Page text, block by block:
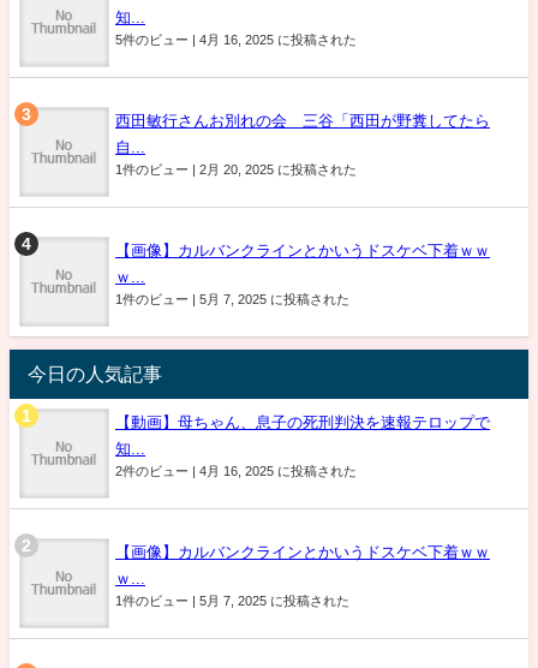
知...
5件のビュー | 4月 16, 2025 に投稿された
西田敏行さんお別れの会 三谷「西田が野糞してたら
自...
1件のビュー | 2月 20, 2025 に投稿された
【画像】カルバンクラインとかいうドスケベ下着ｗｗ
ｗ...
1件のビュー | 5月 7, 2025 に投稿された
今日の人気記事
【動画】母ちゃん、息子の死刑判決を速報テロップで
知...
2件のビュー | 4月 16, 2025 に投稿された
【画像】カルバンクラインとかいうドスケベ下着ｗｗ
ｗ...
1件のビュー | 5月 7, 2025 に投稿された